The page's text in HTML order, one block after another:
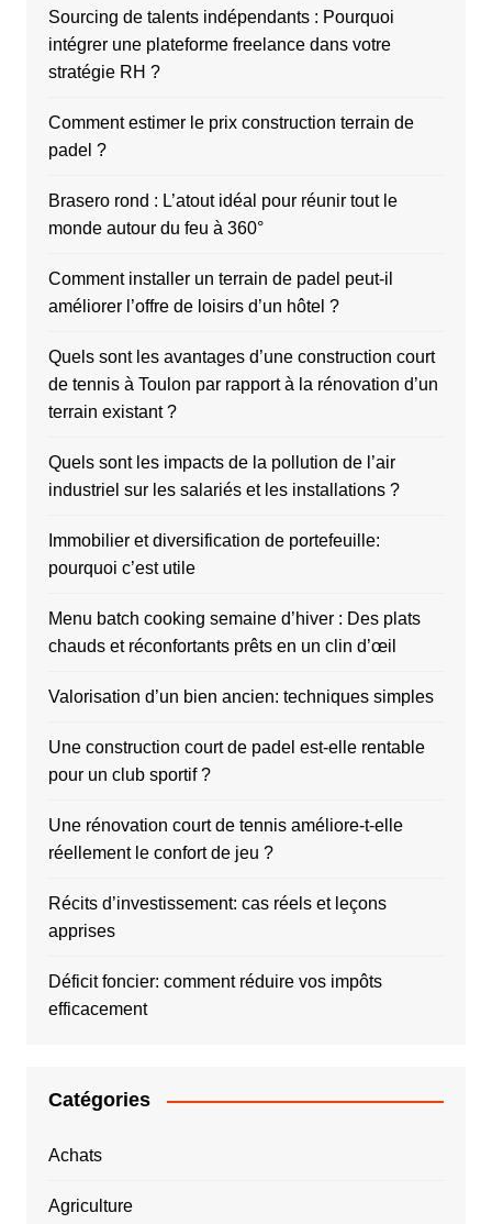
Sourcing de talents indépendants : Pourquoi
intégrer une plateforme freelance dans votre
stratégie RH ?
Comment estimer le prix construction terrain de
padel ?
Brasero rond : L’atout idéal pour réunir tout le
monde autour du feu à 360°
Comment installer un terrain de padel peut-il
améliorer l’offre de loisirs d’un hôtel ?
Quels sont les avantages d’une construction court
de tennis à Toulon par rapport à la rénovation d’un
terrain existant ?
Quels sont les impacts de la pollution de l’air
industriel sur les salariés et les installations ?
Immobilier et diversification de portefeuille:
pourquoi c’est utile
Menu batch cooking semaine d’hiver : Des plats
chauds et réconfortants prêts en un clin d’œil
Valorisation d’un bien ancien: techniques simples
Une construction court de padel est-elle rentable
pour un club sportif ?
Une rénovation court de tennis améliore-t-elle
réellement le confort de jeu ?
Récits d’investissement: cas réels et leçons
apprises
Déficit foncier: comment réduire vos impôts
efficacement
Catégories
Achats
Agriculture